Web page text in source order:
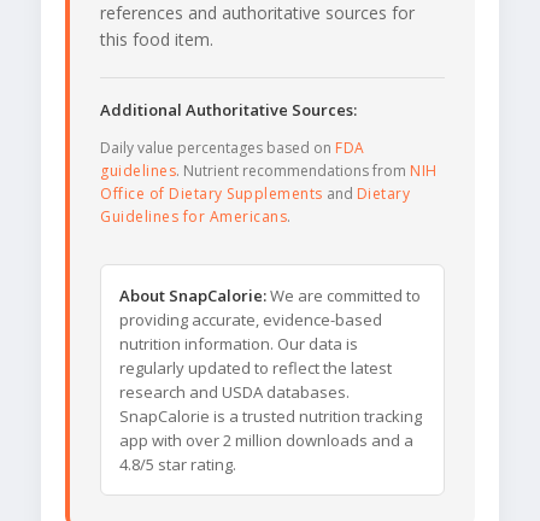
references and authoritative sources for
this food item.
Additional Authoritative Sources:
Daily value percentages based on FDA
guidelines. Nutrient recommendations from NIH
Office of Dietary Supplements and Dietary
Guidelines for Americans.
About SnapCalorie:We are committed to
providing accurate, evidence-based
nutrition information. Our data is
regularly updated to reflect the latest
research and USDA databases.
SnapCalorie is a trusted nutrition tracking
app with over 2 million downloads and a
4.8/5 star rating.